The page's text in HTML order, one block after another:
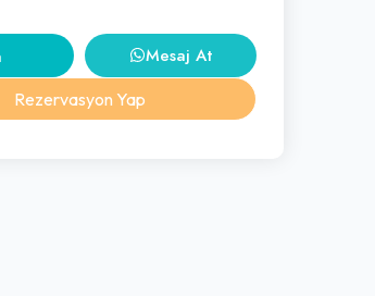
Mesaj At
Rezervasyon Yap